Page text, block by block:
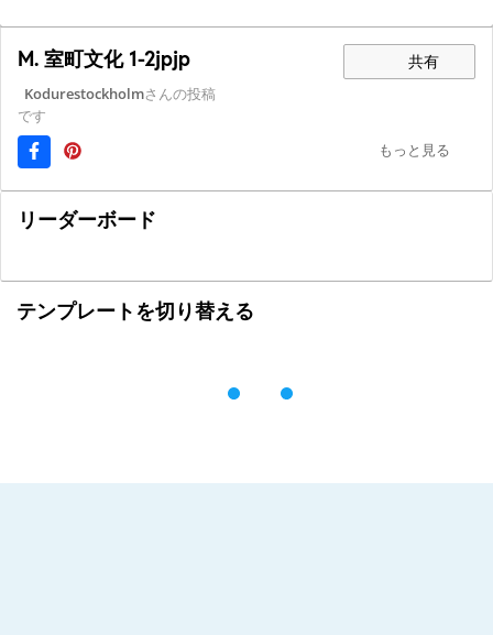
M. 室町文化 1-2jpjp 共有
Kodurestockholmさんの投稿
です
もっと見る
リーダーボード
テンプレートを切り替える